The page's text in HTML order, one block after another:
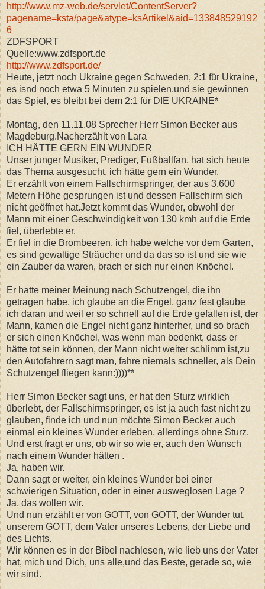
http://www.mz-web.de/servlet/ContentServer?
pagename=ksta/page&atype=ksArtikel&aid=133848529192
6
ZDFSPORT
Quelle:www.zdfsport.de
http://www.zdfsport.de/
Heute, jetzt noch Ukraine gegen Schweden, 2:1 für Ukraine,
es isnd noch etwa 5 Minuten zu spielen.und sie gewinnen
das Spiel, es bleibt bei dem 2:1 für DIE UKRAINE*
Montag, den 11.11.08 Sprecher Herr Simon Becker aus
Magdeburg.Nacherzählt von Lara
ICH HÄTTE GERN EIN WUNDER
Unser junger Musiker, Prediger, Fußballfan, hat sich heute
das Thema ausgesucht, ich hätte gern ein Wunder.
Er erzählt von einem Fallschirmspringer, der aus 3.600
Metern Höhe gesprungen ist und dessen Fallschirm sich
nicht geöffnet hat.Jetzt kommt das Wunder, obwohl der
Mann mit einer Geschwindigkeit von 130 kmh auf die Erde
fiel, überlebte er.
Er fiel in die Brombeeren, ich habe welche vor dem Garten,
es sind gewaltige Sträucher und da das so ist und sie wie
ein Zauber da waren, brach er sich nur einen Knöchel.
Er hatte meiner Meinung nach Schutzengel, die ihn
getragen habe, ich glaube an die Engel, ganz fest glaube
ich daran und weil er so schnell auf die Erde gefallen ist, der
Mann, kamen die Engel nicht ganz hinterher, und so brach
er sich einen Knöchel, was wenn man bedenkt, dass er
hätte tot sein können, der Mann nicht weiter schlimm ist,zu
den Autofahrern sagt man, fahre niemals schneller, als Dein
Schutzengel fliegen kann:))))**
Herr Simon Becker sagt uns, er hat den Sturz wirklich
überlebt, der Fallschirmspringer, es ist ja auch fast nicht zu
glauben, finde ich und nun möchte Simon Becker auch
einmal ein kleines Wunder erleben, allerdings ohne Sturz.
Und erst fragt er uns, ob wir so wie er, auch den Wunsch
nach einem Wunder hätten .
Ja, haben wir.
Dann sagt er weiter, ein kleines Wunder bei einer
schwierigen Situation, oder in einer ausweglosen Lage ?
Ja, das wollen wir.
Und nun erzählt er von GOTT, von GOTT, der Wunder tut,
unserem GOTT, dem Vater unseres Lebens, der Liebe und
des Lichts.
Wir können es in der Bibel nachlesen, wie lieb uns der Vater
hat, mich und Dich, uns alle,und das Beste, gerade so, wie
wir sind.